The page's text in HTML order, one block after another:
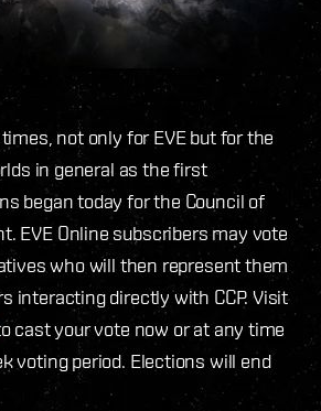
not only for EVE but for the
in general as the first
began today for the Council of
EVE Online subscribers may vote
who will then represent them
interacting directly with CCP. Visit
cast your vote now or at any time
voting period. Elections will end